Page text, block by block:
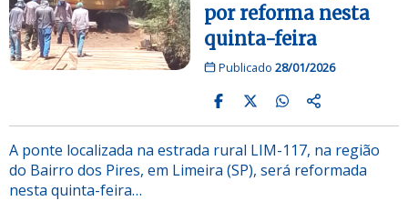
por reforma nesta
quinta-feira
Publicado 28/01/2026
A ponte localizada na estrada rural LIM-117, na região
do Bairro dos Pires, em Limeira (SP), será reformada
nesta quinta-feira…